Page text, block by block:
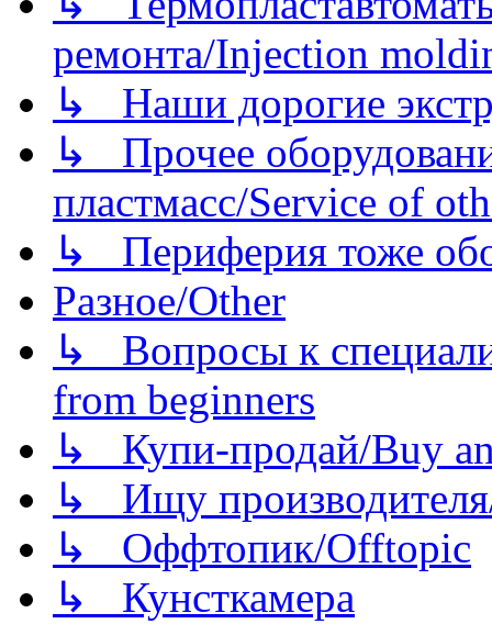
ремонта/Injection
↳ Наши дорогие
↳ Прочее
пластмасс/Service of
↳ Периферия тоже
Разное/Other
↳ Вопросы к
from beginners
↳ Купи-продай/Buy
↳ Ищу
↳ Оффтопик/Offtopic
↳ Кунсткамера